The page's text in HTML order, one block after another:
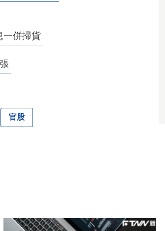
併掃貨
官股